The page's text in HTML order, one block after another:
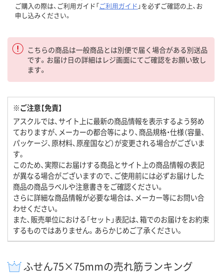
ご購入の際は、ご利用ガイド「ご利用ガイド 」を必ずご確認の上、お
申し込みください。
こちらの商品は一般商品とは別便で届く場合がある別送品
です。お届け日の詳細はレジ画面にてご確認をお願い致し
ます。
※ご注意【免責】
アスクルでは、サイト上に最新の商品情報を表示するよう努め
ておりますが、メーカーの都合等により、商品規格・仕様（容量、
パッケージ、原材料、原産国など）が変更される場合がございま
す。
このため、実際にお届けする商品とサイト上の商品情報の表記
が異なる場合がございますので、ご使用前には必ずお届けした
商品の商品ラベルや注意書きをご確認ください。
さらに詳細な商品情報が必要な場合は、メーカー等にお問い合
わせください。
また、販売単位における「セット」表記は、箱でのお届けをお約束
するものではありません。あらかじめご了承ください。
ふせん75×75mmの売れ筋ランキング